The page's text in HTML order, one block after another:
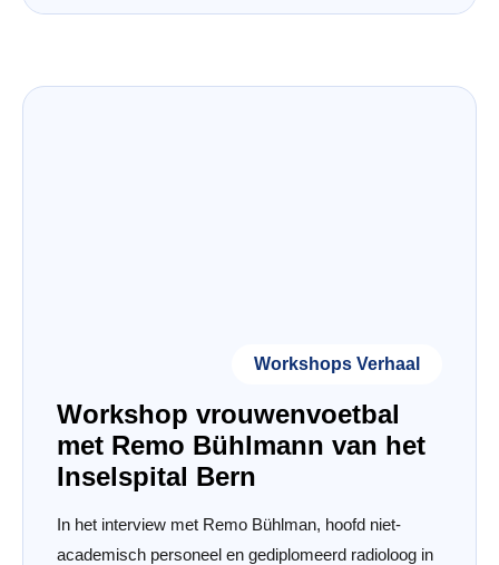
Workshops Verhaal
Workshop vrouwenvoetbal
met Remo Bühlmann van het
Inselspital Bern
In het interview met Remo Bühlman, hoofd niet-
academisch personeel en gediplomeerd radioloog in